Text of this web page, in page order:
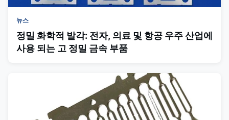
뉴스
정밀 화학적 발각: 전자, 의료 및 항공 우주 산업에
사용 되는 고 정밀 금속 부품